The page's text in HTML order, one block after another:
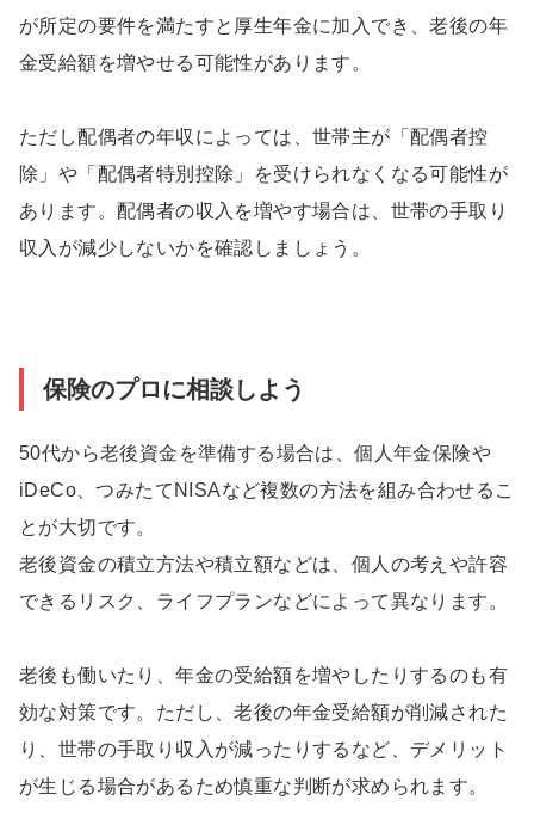
が所定の要件を満たすと厚生年金に加入でき、老後の年
金受給額を増やせる可能性があります。
ただし配偶者の年収によっては、世帯主が「配偶者控
除」や「配偶者特別控除」を受けられなくなる可能性が
あります。配偶者の収入を増やす場合は、世帯の手取り
収入が減少しないかを確認しましょう。
保険のプロに相談しよう
50代から老後資金を準備する場合は、個人年金保険や
iDeCo、つみたてNISAなど複数の方法を組み合わせるこ
とが大切です。
老後資金の積立方法や積立額などは、個人の考えや許容
できるリスク、ライフプランなどによって異なります。
老後も働いたり、年金の受給額を増やしたりするのも有
効な対策です。ただし、老後の年金受給額が削減された
り、世帯の手取り収入が減ったりするなど、デメリット
が生じる場合があるため慎重な判断が求められます。